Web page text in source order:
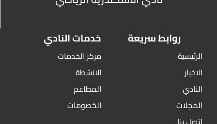
روابط سريعة
الرئيسية
الاخبار
النادي
المجلات
خدمات النادي
مركز الخدمات
الانشطة
المطاعم
الخصومات